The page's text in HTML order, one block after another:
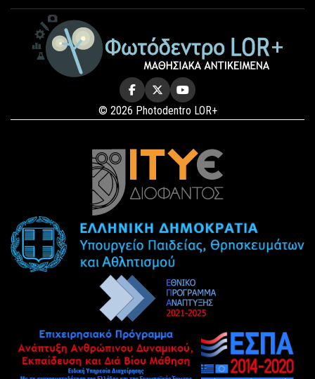
© 2026 Photodentro LOR+